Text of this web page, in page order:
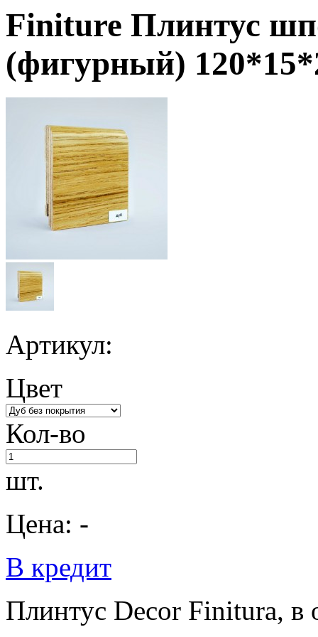
Finiture Плинтус
(фигурный)
Артикул:
Цвет
Кол-во
шт.
Цена: -
В кредит
Плинтус Decor Finitura, в